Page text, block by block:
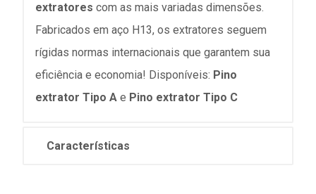
extratores com as mais variadas dimensões.
Fabricados em aço H13, os extratores seguem
rígidas normas internacionais que garantem sua
eficiência e economia! Disponíveis: Pino
extrator Tipo A e Pino extrator Tipo C
Características